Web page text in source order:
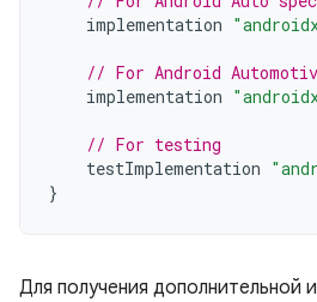
implementation
// For Android
implementation
// For testing
testImplementation
}
Для получения дополнительной